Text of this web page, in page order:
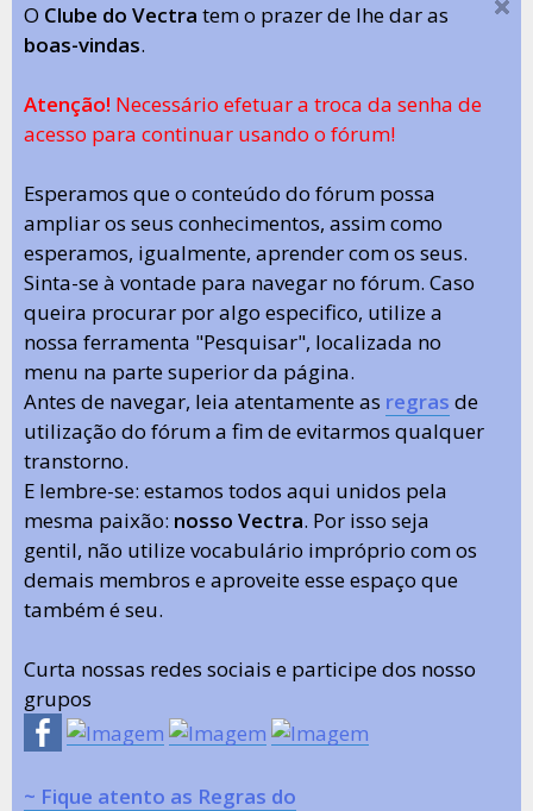
O Clube do Vectra tem o prazer de lhe dar as
boas-vindas.
Atenção! Necessário efetuar a troca da senha de
acesso para continuar usando o fórum!
Esperamos que o conteúdo do fórum possa
ampliar os seus conhecimentos, assim como
esperamos, igualmente, aprender com os seus.
Sinta-se à vontade para navegar no fórum. Caso
queira procurar por algo especifico, utilize a
nossa ferramenta "Pesquisar", localizada no
menu na parte superior da página.
Antes de navegar, leia atentamente as regras de
utilização do fórum a fim de evitarmos qualquer
transtorno.
E lembre-se: estamos todos aqui unidos pela
mesma paixão: nosso Vectra. Por isso seja
gentil, não utilize vocabulário impróprio com os
demais membros e aproveite esse espaço que
também é seu.
Curta nossas redes sociais e participe dos nosso
grupos
~ Fique atento as Regras do